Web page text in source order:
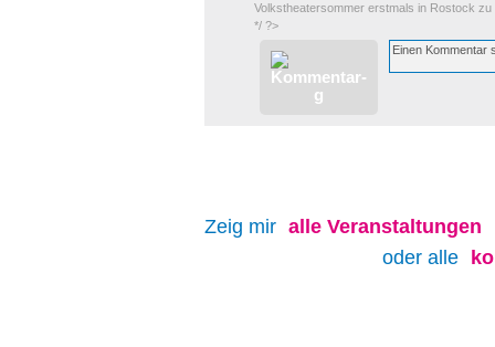
Volkstheatersommer erstmals in Rostock zu
*/ ?>
Zeig mir alle Veranstaltungen
oder alle